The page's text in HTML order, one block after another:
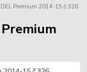
DEL Premium 2014-15 č.326